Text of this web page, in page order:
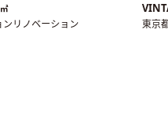
リノベーション 東京